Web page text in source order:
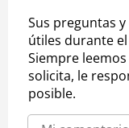
Sus preguntas
útiles durante
Siempre
solicita, le
posible.